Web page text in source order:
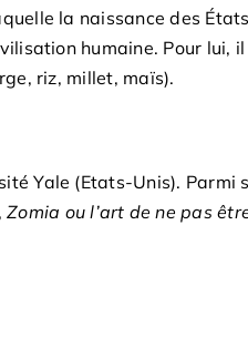
la naissance des États
humaine. Pour lui,
riz, millet, maïs).
Yale (Etats-Unis). Parmi
Zomia ou l’art de ne pas